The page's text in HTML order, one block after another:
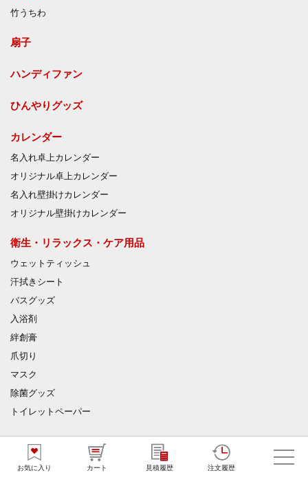
お気に入り カート 見積履歴 注文履歴
竹うちわ
扇子
ハンディファン
ひんやりグッズ
カレンダー
名入れ卓上カレンダー
オリジナル卓上カレンダー
名入れ壁掛けカレンダー
オリジナル壁掛けカレンダー
衛生・リラックス・ケア用品
ウェットティッシュ
汗拭きシート
バスグッズ
入浴剤
絆創膏
爪切り
マスク
除菌グッズ
トイレットペーパー
おしぼり